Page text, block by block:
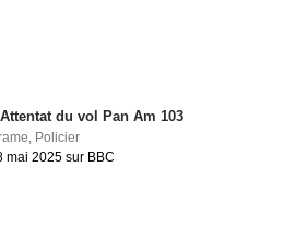
du vol Pan Am 103
Policier
mai 2025 sur BBC